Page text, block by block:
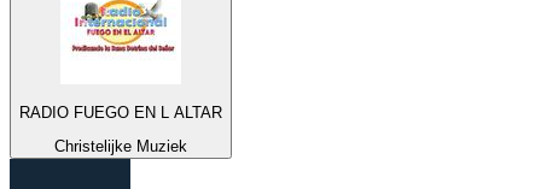
RADIO FUEGO EN L ALTAR
Christelijke Muziek